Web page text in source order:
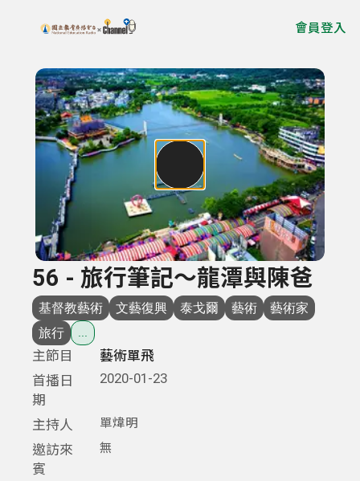
上方功能區塊
搜尋關鍵字：可輸入節目名稱、主持人或關鍵字會員登入
56 - 旅行筆記～龍潭與陳爸
基督教藝術 文藝復興 泰戈爾 藝術
藝術家
旅行
...
主節目
藝術單飛
首播日
期
2020-01-23
主持人 單煒明
邀訪來
賓
無